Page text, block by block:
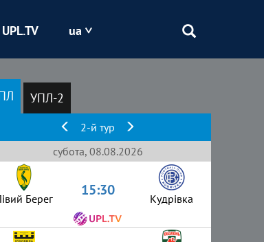
Кривбас
Оболонь
UPL.TV ua
УПЛ-2
2-й тур
субота, 08.08.2026
Берег 15:30 Кудрівка